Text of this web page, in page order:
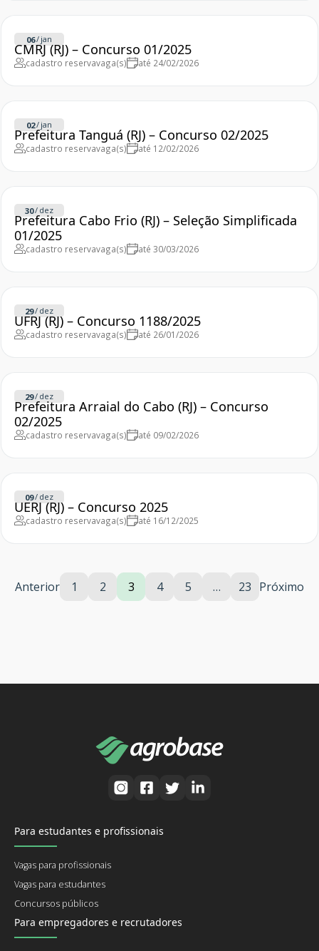
06/ jan
CMRJ (RJ) – Concurso 01/2025
cadastro reservavaga(s) até 24/02/2026
02/ jan
Prefeitura Tanguá (RJ) – Concurso 02/2025
cadastro reservavaga(s) até 12/02/2026
30/ dez
Prefeitura Cabo Frio (RJ) – Seleção Simplificada
01/2025
cadastro reservavaga(s) até 30/03/2026
29/ dez
UFRJ (RJ) – Concurso 1188/2025
cadastro reservavaga(s) até 26/01/2026
29/ dez
Prefeitura Arraial do Cabo (RJ) – Concurso
02/2025
cadastro reservavaga(s) até 09/02/2026
09/ dez
UERJ (RJ) – Concurso 2025
cadastro reservavaga(s) até 16/12/2025
Anterior 1 2 3 4 5 … 23 Próximo
Para estudantes e profissionais
Vagas para profissionais
Vagas para estudantes
Concursos públicos
Para empregadores e recrutadores